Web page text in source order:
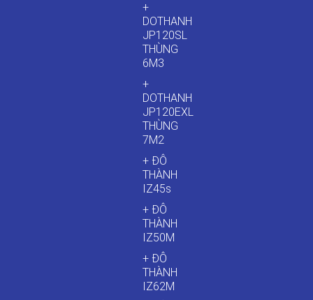
+
DOTHANH
JP120SL
THÙNG
6M3
+
DOTHANH
JP120EXL
THÙNG
7M2
+ ĐÔ
THÀNH
IZ45s
+ ĐÔ
THÀNH
IZ50M
+ ĐÔ
THÀNH
IZ62M